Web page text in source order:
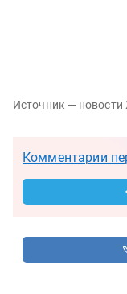
Источник — новости
Комментарии